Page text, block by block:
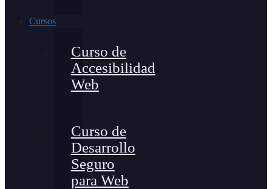
Cursos
Curso de
Accesibilidad
Web
Curso de
Desarrollo
Seguro
para Web